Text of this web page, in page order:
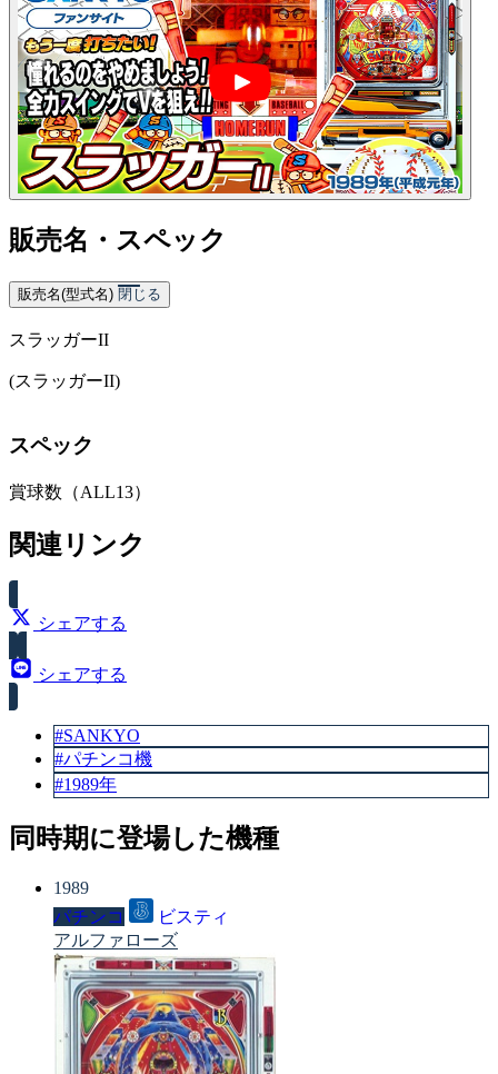
販売名・スペック
販売名(型式名) 閉じる
スラッガーII
(スラッガーII)
スペック
賞球数（ALL13）
関連リンク
シェアする
シェアする
#SANKYO
#パチンコ機
#1989年
同時期に登場した機種
1989
パチンコ
ビスティ
アルファローズ